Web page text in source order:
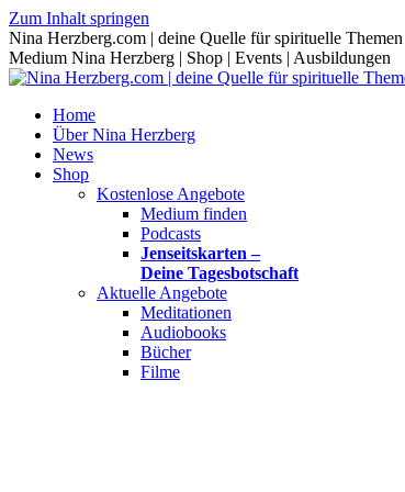
Zum Inhalt springen
Nina Herzberg.com | deine Quelle für spirituelle Themen
Medium Nina Herzberg | Shop | Events | Ausbildungen
Home
Über Nina Herzberg
News
Shop
Kostenlose Angebote
Medium finden
Podcasts
Jenseitskarten –
Deine Tagesbotschaft
Aktuelle Angebote
Meditationen
Audiobooks
Bücher
Filme